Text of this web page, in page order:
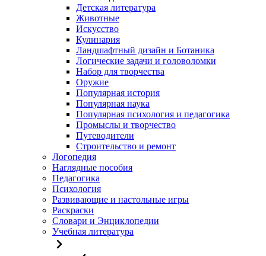
Детская литература
Животные
Искусство
Кулинария
Ландшафтный дизайн и Ботаника
Логические задачи и головоломки
Набор для творчества
Оружие
Популярная история
Популярная наука
Популярная психология и педагогика
Промыслы и творчество
Путеводители
Строительство и ремонт
Логопедия
Наглядные пособия
Педагогика
Психология
Развивающие и настольные игры
Раскраски
Словари и Энциклопедии
Учебная литература